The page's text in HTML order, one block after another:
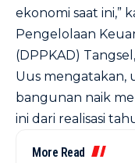
ekonomi saat ini,”
Pengelolaan
(DPPKAD)
Uus mengatakan,
bangunan naik
ini dari realisasi
More Read